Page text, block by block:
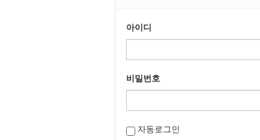
아이디
비밀번호
자동로그인